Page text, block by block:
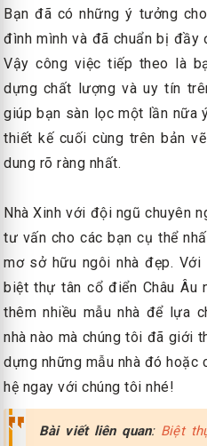
Bạn đã có những ý tưởng
đình mình và đã chuẩn bị
Vậy công việc tiếp theo là
dựng chất lượng và uy tín
giúp bạn sàn lọc một lần nữa
thiết kế cuối cùng trên bản
dung rõ ràng nhất.
Nhà Xinh với đội ngũ chuyên
tư vấn cho các bạn cụ thể
mơ sở hữu ngôi nhà đẹp. Với
biệt thự tân cổ điển Châu Âu
thêm nhiều mẫu nhà để lựa
nhà nào mà chúng tôi đã giới
dựng những mẫu nhà đó hoặc
hệ ngay với chúng tôi nhé!
Bài viết liên quan: Biệt